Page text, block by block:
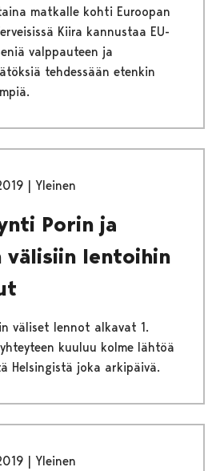
matkalle kohti Euroopan
Kiira kannustaa EU-
valppauteen ja
tehdessään etenkin
| Yleinen
Porin ja
välisiin lentoihin
väliset lennot alkavat 1.
kuuluu kolme lähtöä
Helsingistä joka arkipäivä.
| Yleinen